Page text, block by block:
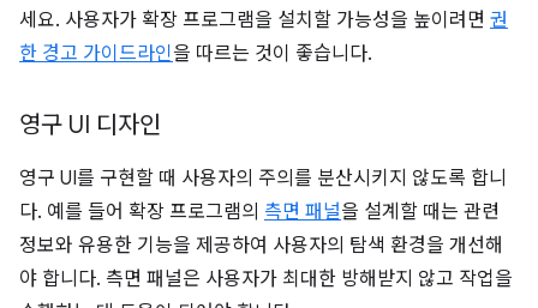
세요. 사용자가 확장 프로그램을 설치할 가능성을 높이려면 권
한 경고 가이드라인을 따르는 것이 좋습니다.
영구 UI 디자인
영구 UI를 구현할 때 사용자의 주의를 분산시키지 않도록 합니
다. 예를 들어 확장 프로그램의 측면 패널을 설계할 때는 관련
정보와 유용한 기능을 제공하여 사용자의 탐색 환경을 개선해
야 합니다. 측면 패널은 사용자가 최대한 방해받지 않고 작업을